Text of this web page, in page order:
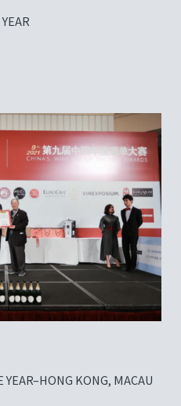
KONG, MACAU